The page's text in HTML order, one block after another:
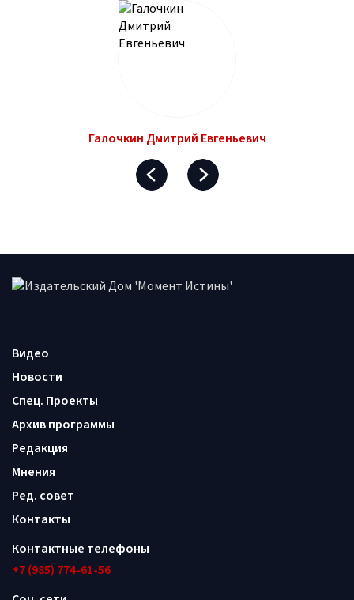
Галочкин Дмитрий Евгеньевич
Видео
Новости
Спец. Проекты
Архив программы
Редакция
Мнения
Ред. совет
Контакты
Контактные телефоны
+7 (985) 774-61-56